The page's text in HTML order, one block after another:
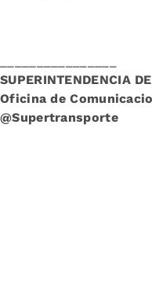
SUPERINTENDENCIA
Oficina de
@Supertransporte